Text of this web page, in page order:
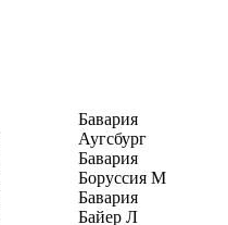
Бавария
Аугсбург
Бавария
Боруссия М
Бавария
Байер Л